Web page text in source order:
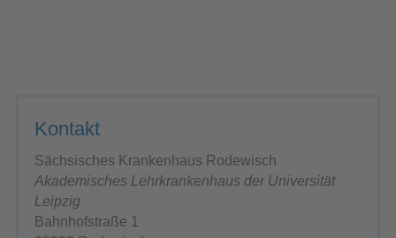
Kontakt
Sächsisches Krankenhaus Rodewisch
Akademisches Lehrkrankenhaus der Universität
Leipzig
Bahnhofstraße 1